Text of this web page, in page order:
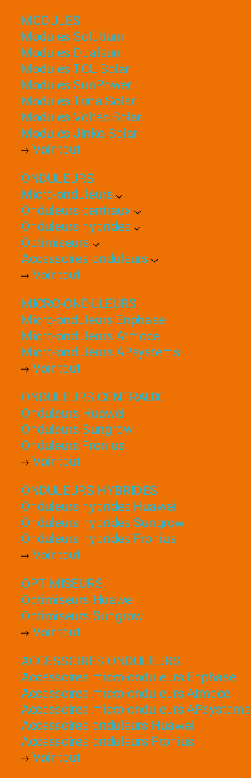
MODULES
Modules Solutium
Modules Dualsun
Modules TCL Solar
Modules SunPower
Modules Trina Solar
Modules Voltec Solar
Modules Jinko Solar
Voir tout
ONDULEURS
Micro-onduleurs
Onduleurs centraux
Onduleurs hybrides
Optimiseurs
Accessoires onduleurs
Voir tout
MICRO-ONDULEURS
Micro-onduleurs Enphase
Micro-onduleurs Atmoce
Micro-onduleurs APsystems
Voir tout
ONDULEURS CENTRAUX
Onduleurs Huawei
Onduleurs Sungrow
Onduleurs Fronius
Voir tout
ONDULEURS HYBRIDES
Onduleurs hybrides Huawei
Onduleurs hybrides Sungrow
Onduleurs hybrides Fronius
Voir tout
OPTIMISEURS
Optimiseurs Huawei
Optimiseurs Sungrow
Voir tout
ACCESSOIRES ONDULEURS
Accessoires micro-onduleurs Enphase
Accessoires micro-onduleurs Atmoce
Accessoires micro-onduleurs APsystems
Accessoires onduleurs Huawei
Accessoires onduleurs Fronius
Voir tout